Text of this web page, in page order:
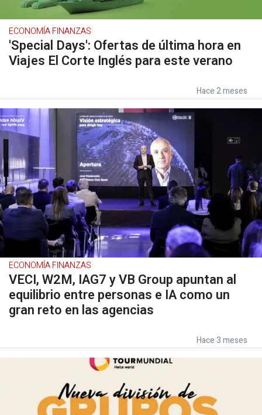
ECONOMÍA FINANZAS
'Special Days': Ofertas de última hora en
Viajes El Corte Inglés para este verano
Hace 2 meses
ECONOMÍA FINANZAS
VECI, W2M, IAG7 y VB Group apuntan al
equilibrio entre personas e IA como un
gran reto en las agencias
Hace 3 meses